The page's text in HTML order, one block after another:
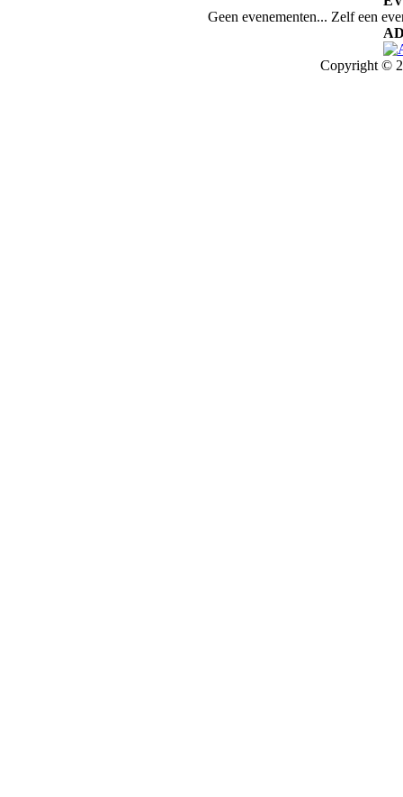
Geen evenementen... Zelf een
Copyright ©